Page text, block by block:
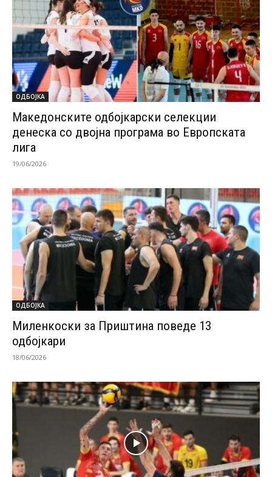
ОДБОЈКА
Македонските одбојкарски селекции
денеска со двојна програма во Европската
лига
19/06/2026
ОДБОЈКА
Миленкоски за Приштина поведе 13
одбојкари
18/06/2026